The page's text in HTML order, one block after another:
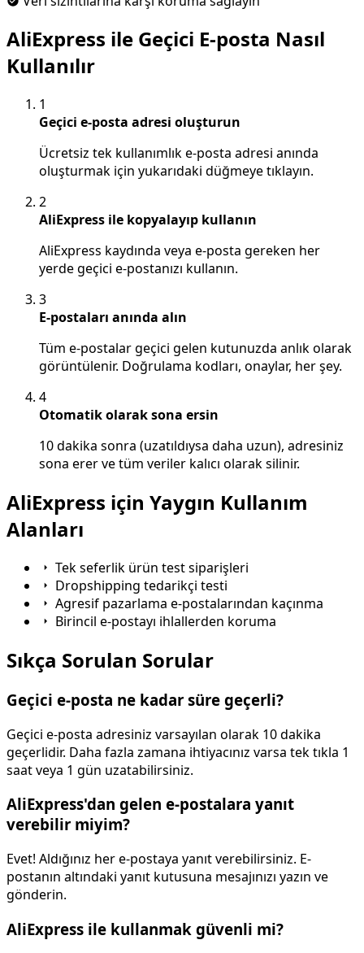
AliExpress ile Geçici E-posta Nasıl
Kullanılır
1
Geçici e-posta adresi oluşturun
Ücretsiz tek kullanımlık e-posta adresi anında
oluşturmak için yukarıdaki düğmeye tıklayın.
2
AliExpress ile kopyalayıp kullanın
AliExpress kaydında veya e-posta gereken her
yerde geçici e-postanızı kullanın.
3
E-postaları anında alın
Tüm e-postalar geçici gelen kutunuzda anlık olarak
görüntülenir. Doğrulama kodları, onaylar, her şey.
4
Otomatik olarak sona ersin
10 dakika sonra (uzatıldıysa daha uzun), adresiniz
sona erer ve tüm veriler kalıcı olarak silinir.
AliExpress için Yaygın Kullanım
Alanları
Tek seferlik ürün test siparişleri
Dropshipping tedarikçi testi
Agresif pazarlama e-postalarından kaçınma
Birincil e-postayı ihlallerden koruma
Sıkça Sorulan Sorular
Geçici e-posta ne kadar süre geçerli?
Geçici e-posta adresiniz varsayılan olarak 10 dakika
geçerlidir. Daha fazla zamana ihtiyacınız varsa tek tıkla 1
saat veya 1 gün uzatabilirsiniz.
AliExpress'dan gelen e-postalara yanıt
verebilir miyim?
Evet! Aldığınız her e-postaya yanıt verebilirsiniz. E-
postanın altındaki yanıt kutusuna mesajınızı yazın ve
gönderin.
AliExpress ile kullanmak güvenli mi?